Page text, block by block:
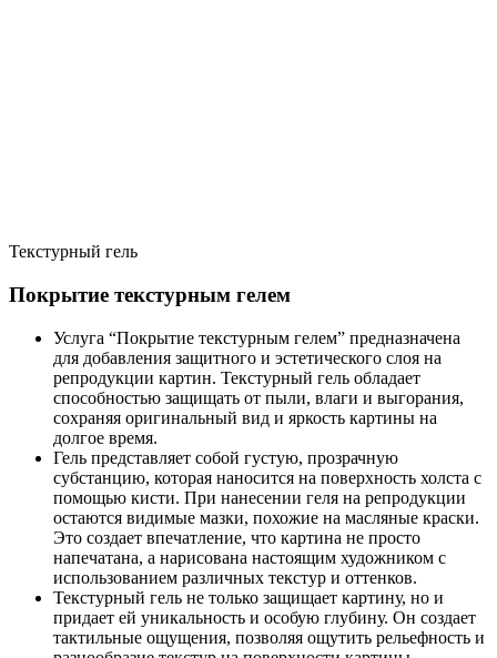
Текстурный гель
Покрытие текстурным гелем
Услуга “Покрытие текстурным гелем” предназначена
для добавления защитного и эстетического слоя на
репродукции картин. Текстурный гель обладает
способностью защищать от пыли, влаги и выгорания,
сохраняя оригинальный вид и яркость картины на
долгое время.
Гель представляет собой густую, прозрачную
субстанцию, которая наносится на поверхность холста с
помощью кисти. При нанесении геля на репродукции
остаются видимые мазки, похожие на масляные краски.
Это создает впечатление, что картина не просто
напечатана, а нарисована настоящим художником с
использованием различных текстур и оттенков.
Текстурный гель не только защищает картину, но и
придает ей уникальность и особую глубину. Он создает
тактильные ощущения, позволяя ощутить рельефность и